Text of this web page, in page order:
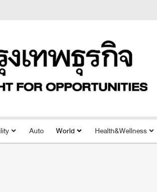
Auto World Health&Wellness